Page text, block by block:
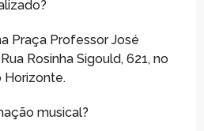
Praça Professor José
Rosinha Sigould, 621, no
Horizonte.
musical?